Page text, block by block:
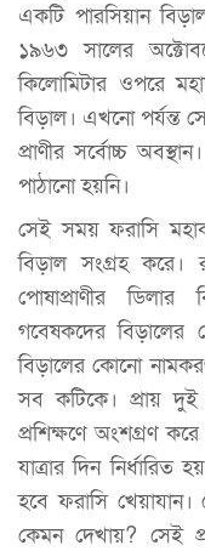
একটি পারসিয়ান
১৯৬৩ সালের
কিলোমিটার ওপরে
বিড়াল। এখনো পর্যন্ত
প্রাণীর সর্বোচ্চ
পাঠানো হয়নি।
সেই সময় ফরাসি
বিড়াল সংগ্রহ
পোষাপ্রাণীর
গবেষকদের বিড়ালের
বিড়ালের কোনো
সব কটিকে। প্রায়
প্রশিক্ষণে অংশগ্রণ
যাত্রার দিন
হবে ফরাসি
কেমন দেখায়? সেই